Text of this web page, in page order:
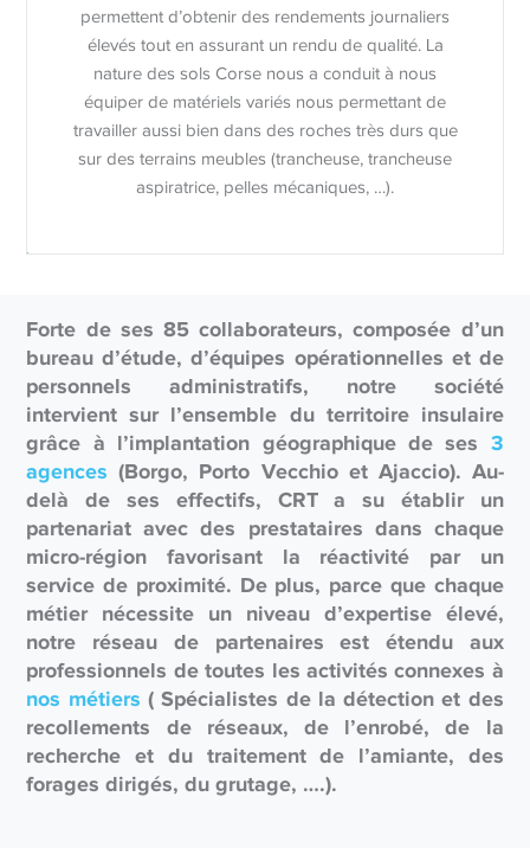
permettent d’obtenir des rendements journaliers
élevés tout en assurant un rendu de qualité. La
nature des sols Corse nous a conduit à nous
équiper de matériels variés nous permettant de
travailler aussi bien dans des roches très durs que
sur des terrains meubles (trancheuse, trancheuse
aspiratrice, pelles mécaniques, …).
Forte de ses 85 collaborateurs, composée d’un
bureau d’étude, d’équipes opérationnelles et de
personnels administratifs, notre société
intervient sur l’ensemble du territoire insulaire
grâce à l’implantation géographique de ses 3
agences (Borgo, Porto Vecchio et Ajaccio). Au-
delà de ses effectifs, CRT a su établir un
partenariat avec des prestataires dans chaque
micro-région favorisant la réactivité par un
service de proximité. De plus, parce que chaque
métier nécessite un niveau d’expertise élevé,
notre réseau de partenaires est étendu aux
professionnels de toutes les activités connexes à
nos métiers ( Spécialistes de la détection et des
recollements de réseaux, de l’enrobé, de la
recherche et du traitement de l’amiante, des
forages dirigés, du grutage, ….).